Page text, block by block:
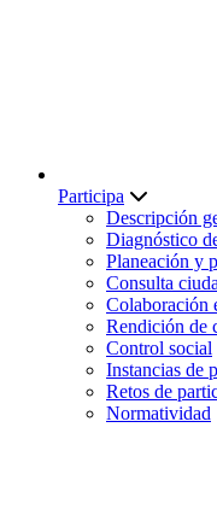
Participa
Descripción
Diagnóstico
Planeación y
Consulta
Colaboración
Rendición de
Control social
Instancias de
Retos de
Normatividad